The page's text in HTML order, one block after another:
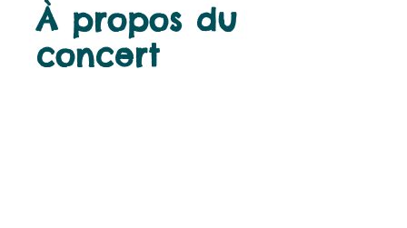
À propos du
concert